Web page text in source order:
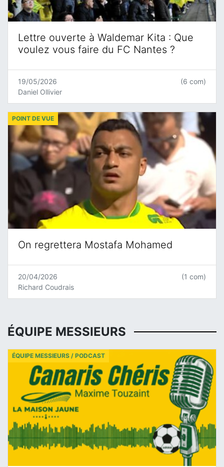
Lettre ouverte à Waldemar Kita : Que
voulez vous faire du FC Nantes ?
19/05/2026
Daniel Ollivier
(6 com)
On regrettera Mostafa Mohamed
POINT DE VUE
20/04/2026
Richard Coudrais
(1 com)
ÉQUIPE MESSIEURS
ÉQUIPE MESSIEURS / PODCAST